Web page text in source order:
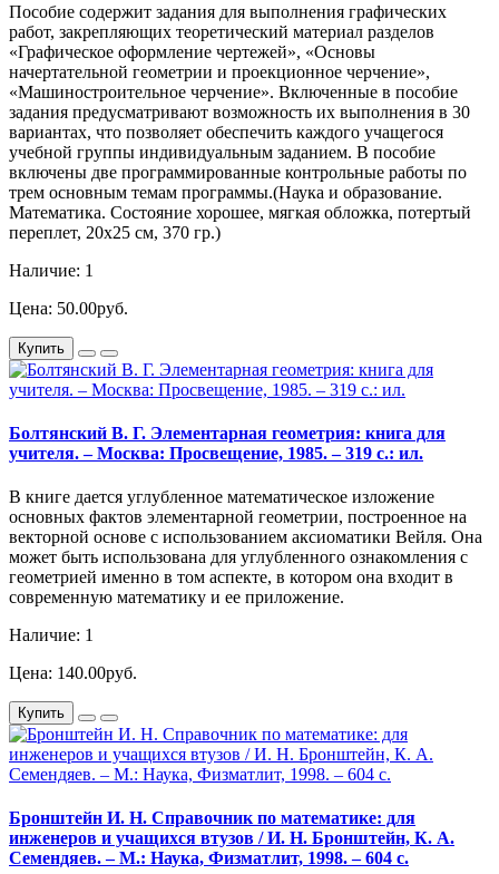
Пособие содержит задания для выполнения графических
работ, закрепляющих теоретический материал разделов
«Графическое оформление чертежей», «Основы
начертательной геометрии и проекционное черчение»,
«Машиностроительное черчение». Включенные в пособие
задания предусматривают возможность их выполнения в 30
вариантах, что позволяет обеспечить каждого учащегося
учебной группы индивидуальным заданием. В пособие
включены две программированные контрольные работы по
трем основным темам программы.(Наука и образование.
Математика. Состояние хорошее, мягкая обложка, потертый
переплет, 20х25 см, 370 гр.)
Наличие: 1
Цена: 50.00руб.
Купить
Болтянский В. Г. Элементарная геометрия: книга для
учителя. – Москва: Просвещение, 1985. – 319 с.: ил.
В книге дается углубленное математическое изложение
основных фактов элементарной геометрии, построенное на
векторной основе с использованием аксиоматики Вейля. Она
может быть использована для углубленного ознакомления с
геометрией именно в том аспекте, в котором она входит в
современную математику и ее приложение.
Наличие: 1
Цена: 140.00руб.
Купить
Бронштейн И. Н. Справочник по математике: для
инженеров и учащихся втузов / И. Н. Бронштейн, К. А.
Семендяев. – М.: Наука, Физматлит, 1998. – 604 с.